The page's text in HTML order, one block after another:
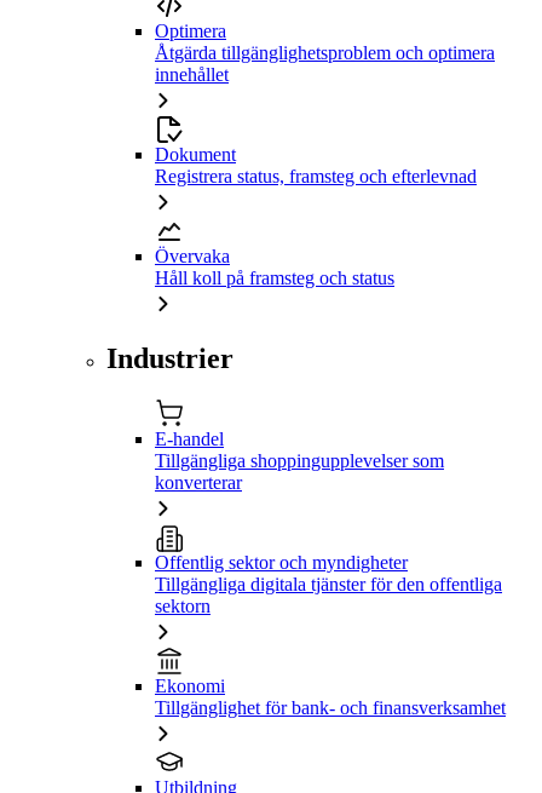
Optimera
Åtgärda tillgänglighetsproblem och optimera
innehållet
Dokument
Registrera status, framsteg och efterlevnad
Övervaka
Håll koll på framsteg och status
Industrier
E-handel
Tillgängliga shoppingupplevelser som
konverterar
Offentlig sektor och myndigheter
Tillgängliga digitala tjänster för den offentliga
sektorn
Ekonomi
Tillgänglighet för bank- och finansverksamhet
Utbildning